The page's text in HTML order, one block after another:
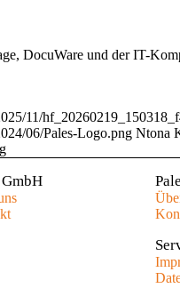
DocuWare und der IT-
11/
06/Pales-Logo.png Ntona